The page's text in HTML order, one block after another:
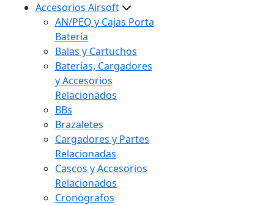
Accesorios Airsoft
AN/PEQ y Cajas Porta
Batería
Balas y Cartuchos
Baterías, Cargadores
y Accesorios
Relacionados
BBs
Brazaletes
Cargadores y Partes
Relacionadas
Cascos y Accesorios
Relacionados
Cronógrafos